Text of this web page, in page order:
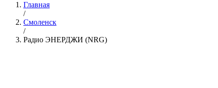
Главная
/
Смоленск
/
Радио ЭНЕРДЖИ (NRG)